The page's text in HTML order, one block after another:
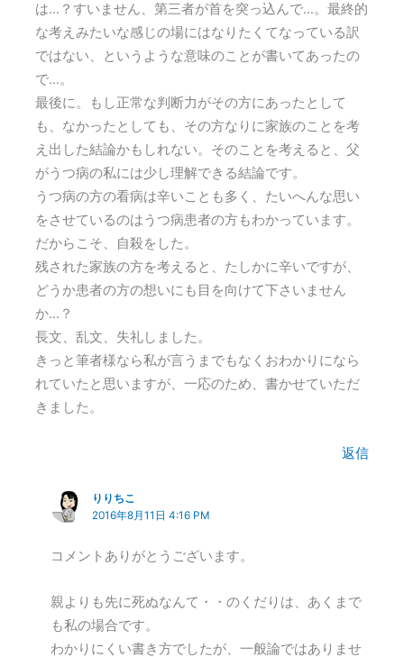
は…？すいません、第三者が首を突っ込んで…。最終的
な考えみたいな感じの場にはなりたくてなっている訳
ではない、というような意味のことが書いてあったの
で…。
最後に。もし正常な判断力がその方にあったとして
も、なかったとしても、その方なりに家族のことを考
え出した結論かもしれない。そのことを考えると、父
がうつ病の私には少し理解できる結論です。
うつ病の方の看病は辛いことも多く、たいへんな思い
をさせているのはうつ病患者の方もわかっています。
だからこそ、自殺をした。
残された家族の方を考えると、たしかに辛いですが、
どうか患者の方の想いにも目を向けて下さいません
か…？
長文、乱文、失礼しました。
きっと筆者様なら私が言うまでもなくおわかりになら
れていたと思いますが、一応のため、書かせていただ
きました。
返信
りりちこ
2016年8月11日 4:16 PM
コメントありがとうございます。
親よりも先に死ぬなんて・・のくだりは、あくまで
も私の場合です。
わかりにくい書き方でしたが、一般論ではありませ